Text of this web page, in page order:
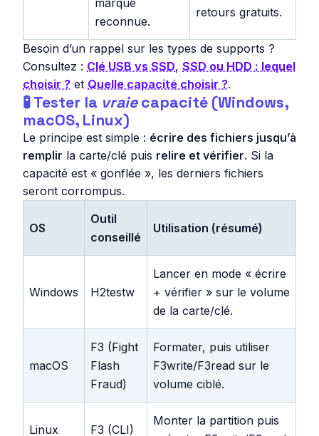
marque
reconnue.
retours gratuits.
Besoin d’un rappel sur les types de supports ?
Consultez : Clé USB vs SSD, SSD ou HDD : lequel
choisir ? et Quelle capacité choisir ?.
🧪 Tester la vraiecapacité (Windows,
macOS, Linux)
Le principe est simple : écrire des fichiers jusqu’à
remplir la carte/clé puis relire et vérifier. Si la
capacité est « gonflée », les derniers fichiers
seront corrompus.
OS
Outil
conseillé
Utilisation (résumé)
Windows H2testw
Lancer en mode « écrire
+ vérifier » sur le volume
de la carte/clé.
macOS
F3 (Fight
Flash
Fraud)
Formater, puis utiliser
F3write/F3read sur le
volume ciblé.
Linux F3 (CLI)
Monter la partition puis